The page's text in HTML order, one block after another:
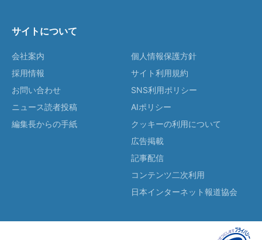
サイトについて
会社案内
採用情報
お問い合わせ
ニュース読者投稿
編集長からの手紙
個人情報保護方針
サイト利用規約
SNS利用ポリシー
AIポリシー
クッキーの利用について
広告掲載
記事配信
コンテンツ二次利用
日本インターネット報道協会